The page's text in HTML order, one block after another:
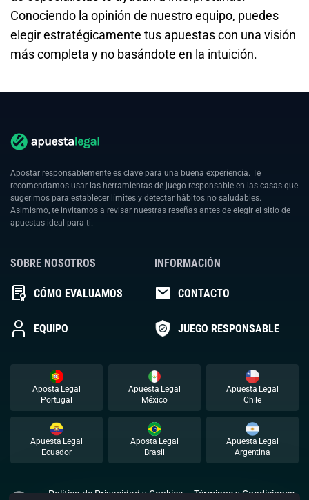
Conociendo la opinión de nuestro equipo, puedes
elegir estratégicamente tus apuestas con una visión
más completa y no basándote en la intuición.
Apostar responsablemente es clave para una buena experiencia. Te
recomendamos usar las herramientas de juego responsable en las casas que
sugerimos para establecer límites y detectar hábitos no saludables.
Asimismo, te invitamos a revisar nuestras reseñas antes de elegir el sitio de
apuestas ideal para ti.
SOBRE NOSOTROS
CÓMO EVALUAMOS
EQUIPO
INFORMACIÓN
CONTACTO
JUEGO RESPONSABLE
Aposta Legal
Portugal
Apuesta Legal
México
Apuesta Legal
Chile
Apuesta Legal
Ecuador
Aposta Legal
Brasil
Apuesta Legal
Argentina
Política de Privacidad y Cookies Términos y Condiciones